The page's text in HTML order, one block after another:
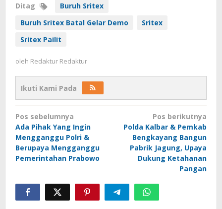
Ditag
Buruh Sritex
Buruh Sritex Batal Gelar Demo
Sritex
Sritex Pailit
oleh Redaktur Redaktur
Ikuti Kami Pada
Navigasi
pos
Pos sebelumnya
Ada Pihak Yang Ingin
Mengganggu Polri &
Berupaya Mengganggu
Pemerintahan Prabowo
Pos berikutnya
Polda Kalbar & Pemkab
Bengkayang Bangun
Pabrik Jagung, Upaya
Dukung Ketahanan
Pangan